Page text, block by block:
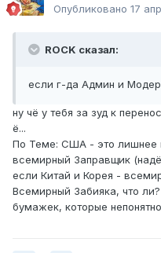
Опубликовано 17
ROCK сказал:
если г-да Админ и
ну чё у тебя за зуд к
ё...
По Теме: США - это лишнее
всемирный Заправщик
если Китай и Корея -
Всемирный Забияка, что
бумажек, которые